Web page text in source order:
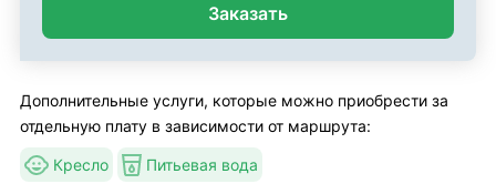
Заказать
Дополнительные услуги, которые можно приобрести за
отдельную плату в зависимости от маршрута:
Кресло Питьевая вода